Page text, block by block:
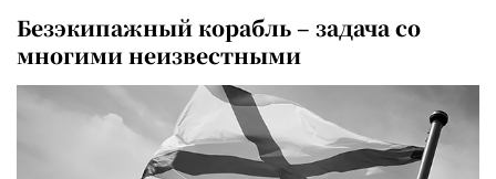
Безэкипажный корабль – задача со
многими неизвестными